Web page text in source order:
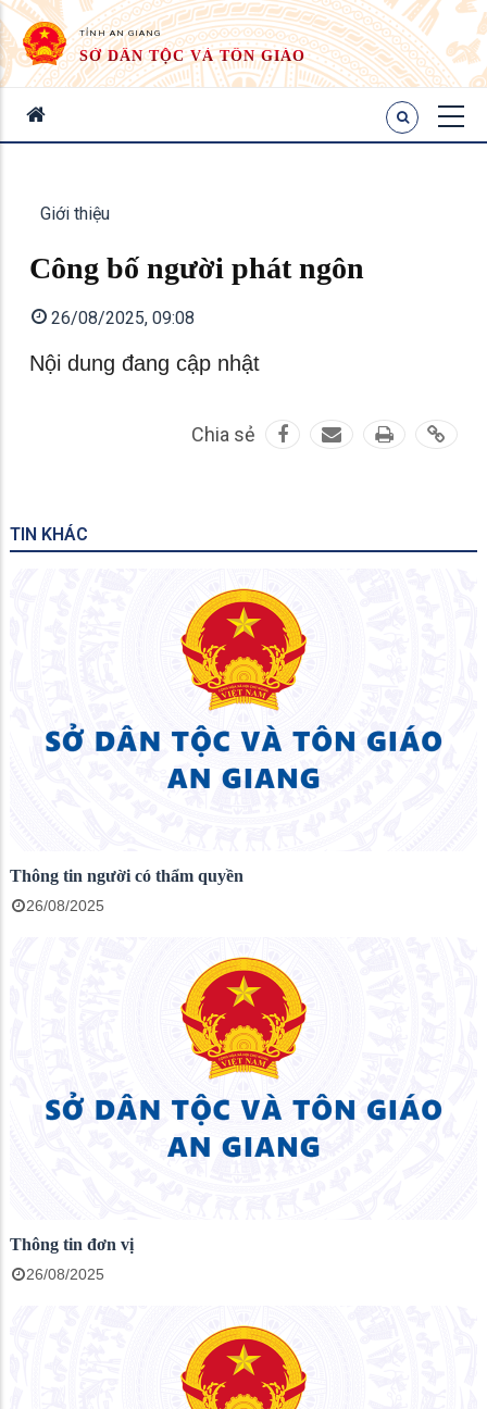
TỈNH AN GIANG
SỞ DÂN TỘC VÀ TÔN GIÁO
Giới thiệu
Công bố người phát ngôn
26/08/2025, 09:08
Nội dung đang cập nhật
Chia sẻ
TIN KHÁC
Thông tin người có thẩm quyền
26/08/2025
Thông tin đơn vị
26/08/2025